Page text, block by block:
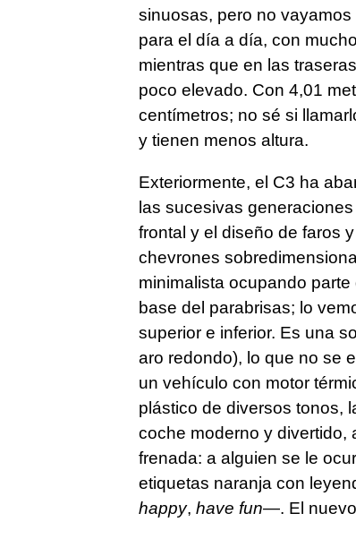
sinuosas, pero no
para el día a día, con
mientras que en las
poco elevado. Con 4,01
centímetros; no sé si
y tienen menos altura.
Exteriormente, el C3 ha
las sucesivas
frontal y el diseño de faros
chevrones
minimalista ocupando
base del parabrisas; lo
superior e inferior. Es una
aro redondo), lo que no se
un vehículo con motor
plástico de diversos tonos,
coche moderno y divertido,
frenada: a alguien se le
etiquetas naranja con
happy, have fun—. El